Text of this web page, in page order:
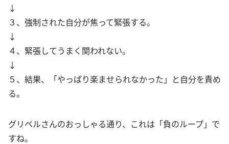
↓
３、強制された自分が焦って緊張する。
↓
４、緊張してうまく関われない。
↓
５、結果、「やっぱり楽ませられなかった」と自分を責め
る。
グリベルさんのおっしゃる通り、これは「負のループ」で
すね。